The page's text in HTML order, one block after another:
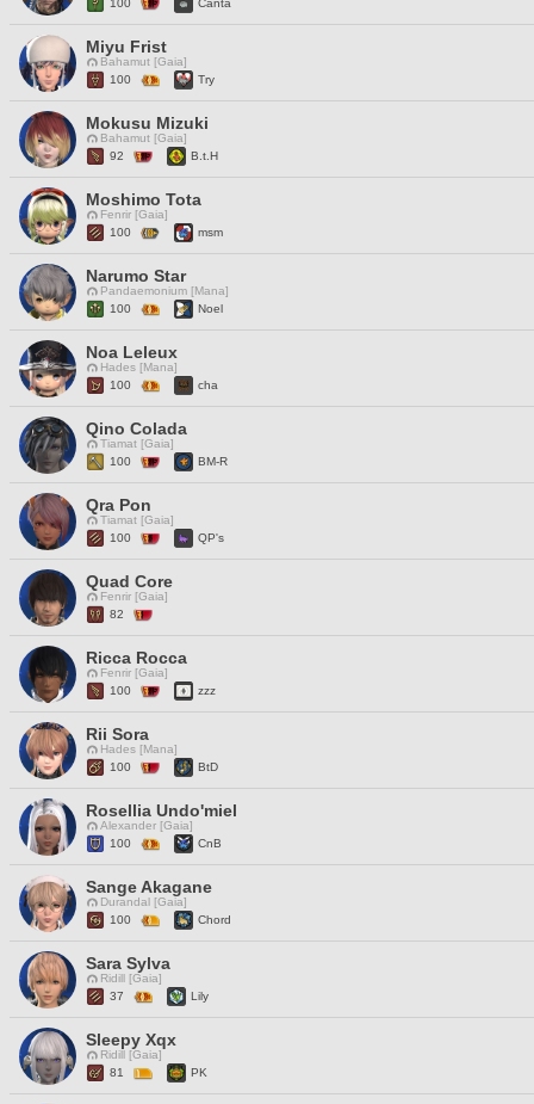
100 Canta
Miyu Frist
Bahamut [Gaia]
100
Try
Mokusu Mizuki
Bahamut [Gaia]
92
B.t.H
Moshimo Tota
Fenrir [Gaia]
100
msm
Narumo Star
Pandaemonium [Mana]
100
Noel
Noa Leleux
Hades [Mana]
100
cha
Qino Colada
Tiamat [Gaia]
100
BM-R
Qra Pon
Tiamat [Gaia]
100
QP's
Quad Core
Fenrir [Gaia]
82
Ricca Rocca
Fenrir [Gaia]
100
zzz
Rii Sora
Hades [Mana]
100
BtD
Rosellia Undo'miel
Alexander [Gaia]
100
CnB
Sange Akagane
Durandal [Gaia]
100
Chord
Sara Sylva
Ridill [Gaia]
37
Lily
Sleepy Xqx
Ridill [Gaia]
81
PK